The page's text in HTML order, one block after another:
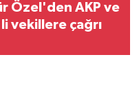
Özel'den AKP ve
vekillere çağrı